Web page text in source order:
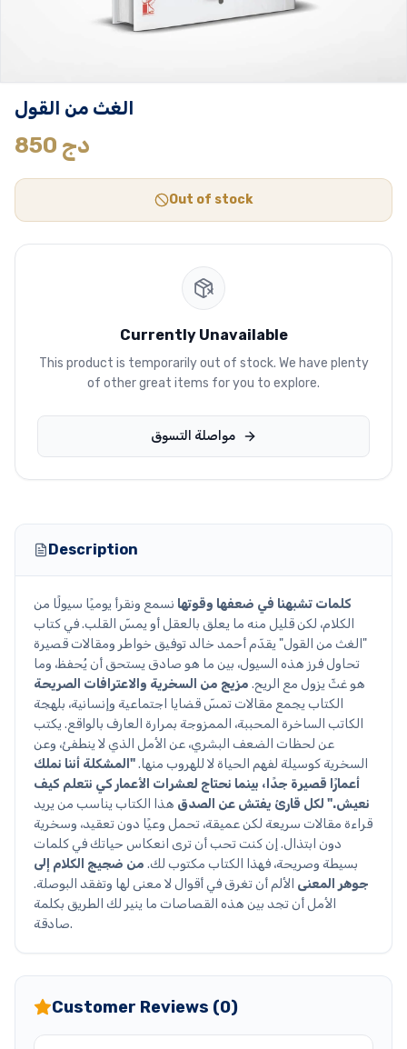
الغث من القول
850 دج
Out of stock
Currently Unavailable
This product is temporarily out of stock. We have plenty
of other great items for you to explore.
مواصلة التسوق
Description
كلمات تشبهنا في ضعفها وقوتها نسمع ونقرأ يوميًا سيولًا من
الكلام، لكن قليل منه ما يعلق بالعقل أو يمسّ القلب. في كتاب
"الغث من القول" يقدّم أحمد خالد توفيق خواطر ومقالات قصيرة
تحاول فرز هذه السيول، بين ما هو صادق يستحق أن يُحفظ، وما
هو غثّ يزول مع الريح. مزيج من السخرية والاعترافات الصريحة
الكتاب يجمع مقالات تمسّ قضايا اجتماعية وإنسانية، بلهجة
الكاتب الساخرة المحببة، الممزوجة بمرارة العارف بالواقع. يكتب
عن لحظات الضعف البشري، عن الأمل الذي لا ينطفئ، وعن
السخرية كوسيلة لفهم الحياة لا للهروب منها."المشكلة أننا نملك
أعمارًا قصيرة جدًا، بينما نحتاج لعشرات الأعمار كي نتعلم كيف
نعيش." لكل قارئ يفتش عن الصدق هذا الكتاب يناسب من يريد
قراءة مقالات سريعة لكن عميقة، تحمل وعيًا دون تعقيد، وسخرية
دون ابتذال. إن كنت تحب أن ترى انعكاس حياتك في كلمات
بسيطة وصريحة، فهذا الكتاب مكتوب لك. من ضجيج الكلام إلى
جوهر المعنى الألم أن تغرق في أقوال لا معنى لها وتفقد البوصلة.
الأمل أن تجد بين هذه القصاصات ما ينير لك الطريق بكلمة
صادقة.
Customer Reviews (0)